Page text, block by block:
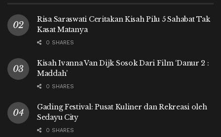
Risa Saraswati Ceritakan Kisah Pilu 5 Sahabat Tak
Kasat Matanya
0 SHARES
Kisah Ivanna Van Dijk Sosok Dari Film ‘Danur 2 :
Maddah’
0 SHARES
Gading Festival: Pusat Kuliner dan Rekreasi oleh
Sedayu City
0 SHARES